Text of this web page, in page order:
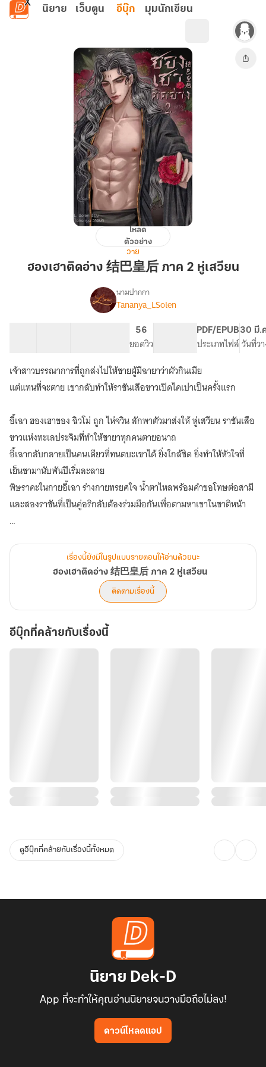
ข้ามไปยังเนื้อหาหลัก
นิยาย เว็บตูน อีบุ๊ก มุมนักเขียน
ฮองเฮา
อ่าง
หู่
เสวียน
โหลด
ตัวอย่าง
วาย
ฮองเฮาติดอ่าง 结巴皇后 ภาค 2 หู่เสวียน
เรื่อง
ติด
อ่าง
结
巴
皇
后
หู่
เสวียน
นามปากกา
Tananya_LSolen
56
ยอดวิว
PDF/EPUB
ประเภทไฟล์
30 มี.
วันที่ว
เจ้าสาวบรรณาการที่ถูกส่งไปให้ชายผู้มีฉายาว่าผัวกินเมีย
แต่แทนที่จะตาย เขากลับทำให้ราชันเสือขาวเปิดไคเปาเป็นครั้งแรก
อี้เฉา ฮองเฮาของ ฉิวโม่ ถูก ไห่จวิน ลักพาตัวมาส่งให้ หู่เสวียน ราชันเสือ
ขาวแห่งทะเลประจิมที่ทำให้ชายาทุกคนตายอนาถ
อี้เฉากลับกลายเป็นคนเดียวที่ทนตบะเขาได้ ยิ่งใกล้ชิด ยิ่งทำให้หัวใจที่
เย็นชามานับพันปีเริ่มละลาย
พิษราคะในกายอี้เฉา ร่างกายทรยศใจ น้ำตาไหลพร้อมคำขอโทษต่อสามี
และสองราชันที่เป็นคู่อริกลับต้องร่วมมือกันเพื่อตามหาเขาในชาติหน้า
หู่เสวียน × อี้เฉา
-------------------------------------------
รบกวนนักอ่านที่รัก อ่านคำเตือนในเล่มตัวอย่างก่อนตัดสินใจสั่งซื้อน้า
มีการบรรยายถึงกายวิภาคสัตว์เทพ (Non-human anatomy)
ปล. ฉากต่อเนื่องกัน อ่านฮองเฮาติดอ่าง 结巴皇后 ภาค 1 ฉิวโม่ก่อนนะ
คะ
เรื่องนี้ยังมีในรูปแบบรายตอนให้อ่านด้วยนะ
ฮองเฮาติดอ่าง 结巴皇后 ภาค 2 หู่เสวียน
ติดตามเรื่องนี้
อีบุ๊กที่คล้ายกับเรื่องนี้
ดูอีบุ๊กที่คล้ายกับเรื่องนี้ทั้งหมด
นิยาย Dek-D
App ที่จะทำให้คุณอ่านนิยายจนวางมือถือไม่ลง!
ดาวน์โหลดแอป